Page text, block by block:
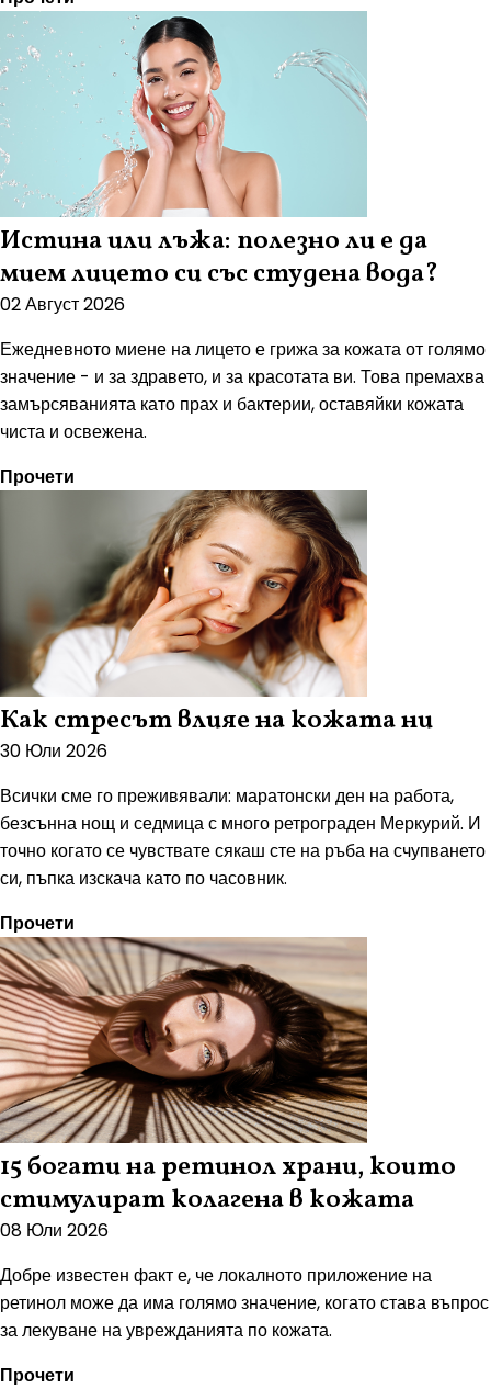
Истина или лъжа: полезно ли е да
мием лицето си със студена вода?
02 Август 2026
Ежедневното миене на лицето е грижа за кожата от голямо
значение - и за здравето, и за красотата ви. Това премахва
замърсяванията като прах и бактерии, оставяйки кожата
чиста и освежена.
Прочети
Как стресът влияе на кожата ни
30 Юли 2026
Всички сме го преживявали: маратонски ден на работа,
безсънна нощ и седмица с много ретрограден Меркурий. И
точно когато се чувствате сякаш сте на ръба на счупването
си, пъпка изскача като по часовник.
Прочети
15 богати на ретинол храни, които
стимулират колагена в кожата
08 Юли 2026
Добре известен факт е, че локалното приложение на
ретинол може да има голямо значение, когато става въпрос
за лекуване на уврежданията по кожата.
Прочети